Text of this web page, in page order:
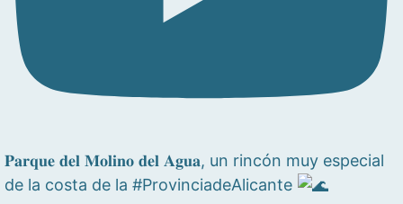
𝐏𝐚𝐫𝐪𝐮𝐞 𝐝𝐞𝐥 𝐌𝐨𝐥𝐢𝐧𝐨 𝐝𝐞𝐥 𝐀𝐠𝐮𝐚, un rincón muy especial
de la costa de la #ProvinciadeAlicante